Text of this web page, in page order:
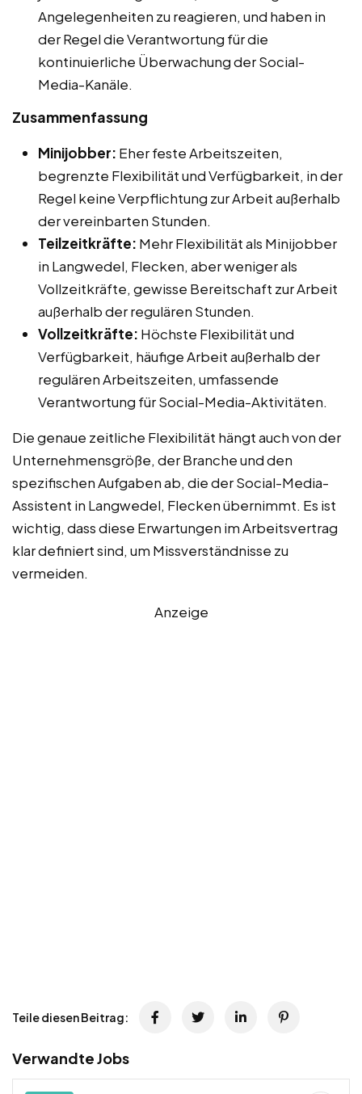
Angelegenheiten zu reagieren, und haben in
der Regel die Verantwortung für die
kontinuierliche Überwachung der Social-
Media-Kanäle.
Zusammenfassung
Minijobber: Eher feste Arbeitszeiten,
begrenzte Flexibilität und Verfügbarkeit, in der
Regel keine Verpflichtung zur Arbeit außerhalb
der vereinbarten Stunden.
Teilzeitkräfte: Mehr Flexibilität als Minijobber
in Langwedel, Flecken, aber weniger als
Vollzeitkräfte, gewisse Bereitschaft zur Arbeit
außerhalb der regulären Stunden.
Vollzeitkräfte: Höchste Flexibilität und
Verfügbarkeit, häufige Arbeit außerhalb der
regulären Arbeitszeiten, umfassende
Verantwortung für Social-Media-Aktivitäten.
Die genaue zeitliche Flexibilität hängt auch von der
Unternehmensgröße, der Branche und den
spezifischen Aufgaben ab, die der Social-Media-
Assistent in Langwedel, Flecken übernimmt. Es ist
wichtig, dass diese Erwartungen im Arbeitsvertrag
klar definiert sind, um Missverständnisse zu
vermeiden.
Anzeige
Teile diesen Beitrag:
Verwandte Jobs